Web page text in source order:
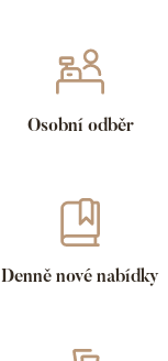
Osobní odběr
Denně nové nabídky